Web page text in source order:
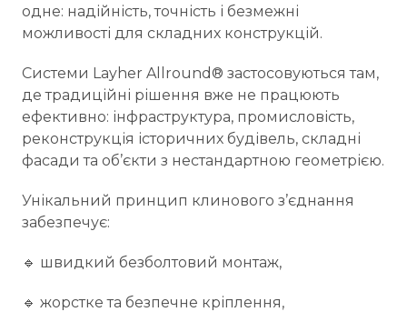
одне: надійність, точність і безмежні
можливості для складних конструкцій.
Системи Layher Allround® застосовуються там,
де традиційні рішення вже не працюють
ефективно: інфраструктура, промисловість,
реконструкція історичних будівель, складні
фасади та об’єкти з нестандартною геометрією.
Унікальний принцип клинового з’єднання
забезпечує:
🔹 швидкий безболтовий монтаж,
🔹 жорстке та безпечне кріплення,